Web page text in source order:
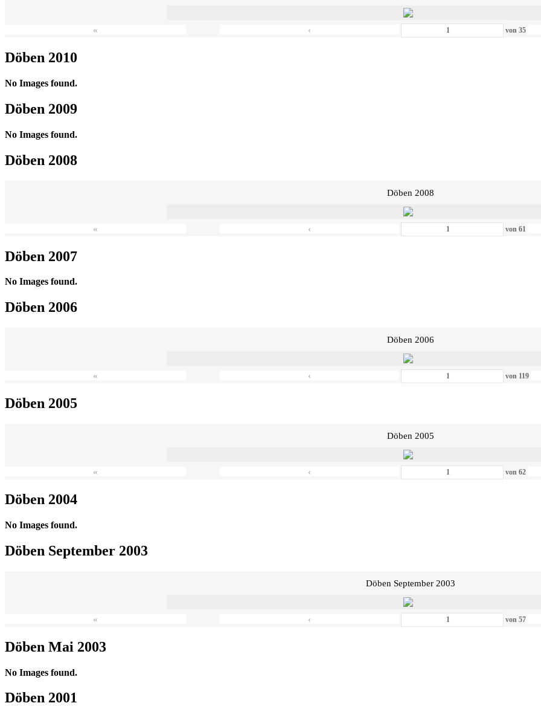
« ‹ von35
Döben 2010
No Images found.
Döben 2009
No Images found.
Döben 2008
Döben 2008
« ‹ von61
Döben 2007
No Images found.
Döben 2006
Döben 2006
« ‹ von 119
Döben 2005
Döben 2005
« ‹ von62
Döben 2004
No Images found.
Döben September 2003
Döben September 2003
« ‹ von57
Döben Mai 2003
No Images found.
Döben 2001